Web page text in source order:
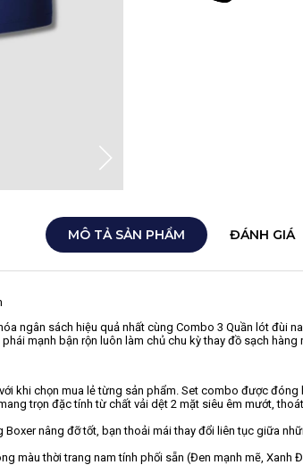
MÔ TẢ SẢN PHẨM ĐÁNH GIÁ
ngân sách hiệu quả nhất cùng Combo 3 Quần lót đùi
mạnh bận rộn luôn làm chủ chu kỳ thay đồ sạch hàng
khi chọn mua lẻ từng sản phẩm. Set combo được
trọn đặc tính từ chất vải dệt 2 mặt siêu êm mướt,
Boxer nâng đỡ tốt, bạn thoải mái thay đổi liên tục giữa
màu thời trang nam tính phối sẵn (Đen mạnh mẽ, Xanh